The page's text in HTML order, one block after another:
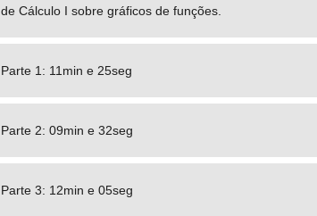
de Cálculo I sobre gráficos de funções.
Parte 1: 11min e 25seg
Parte 2: 09min e 32seg
Parte 3: 12min e 05seg